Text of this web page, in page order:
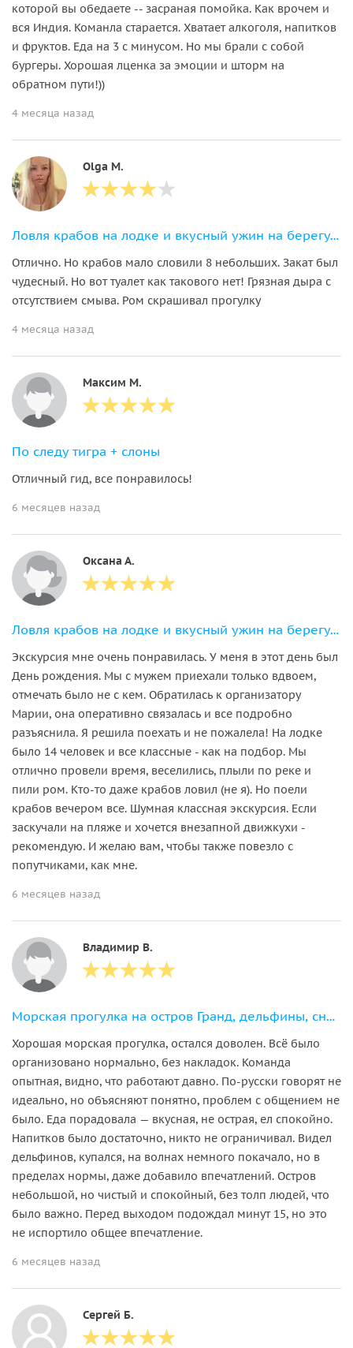
которой вы обедаете -- засраная помойка. Как врочем и
вся Индия. Команла старается. Хватает алкоголя, напитков
и фруктов. Еда на 3 с минусом. Но мы брали с собой
бургеры. Хорошая лценка за эмоции и шторм на
обратном пути!))
4 месяца назад
Olga M.
Ловля крабов на лодке и вкусный ужин на берегу океана
Отлично. Но крабов мало словили 8 небольших. Закат был
чудесный. Но вот туалет как такового нет! Грязная дыра с
отсутствием смыва. Ром скрашивал прогулку
4 месяца назад
Максим М.
По следу тигра + слоны
Отличный гид, все понравилось!
6 месяцев назад
Оксана А.
Ловля крабов на лодке и вкусный ужин на берегу океана
Экскурсия мне очень понравилась. У меня в этот день был
День рождения. Мы с мужем приехали только вдвоем,
отмечать было не с кем. Обратилась к организатору
Марии, она оперативно связалась и все подробно
разъяснила. Я решила поехать и не пожалела! На лодке
было 14 человек и все классные - как на подбор. Мы
отлично провели время, веселились, плыли по реке и
пили ром. Кто-то даже крабов ловил (не я). Но поели
крабов вечером все. Шумная классная экскурсия. Если
заскучали на пляже и хочется внезапной движкухи -
рекомендую. И желаю вам, чтобы также повезло с
попутчиками, как мне.
6 месяцев назад
Владимир В.
Морская прогулка на остров Гранд, дельфины, снорклинг. Барбекю + рыбалка
Хорошая морская прогулка, остался доволен. Всё было
организовано нормально, без накладок. Команда
опытная, видно, что работают давно. По-русски говорят не
идеально, но объясняют понятно, проблем с общением не
было. Еда порадовала — вкусная, не острая, ел спокойно.
Напитков было достаточно, никто не ограничивал. Видел
дельфинов, купался, на волнах немного покачало, но в
пределах нормы, даже добавило впечатлений. Остров
небольшой, но чистый и спокойный, без толп людей, что
было важно. Перед выходом подождал минут 15, но это
не испортило общее впечатление.
6 месяцев назад
Сергей Б.